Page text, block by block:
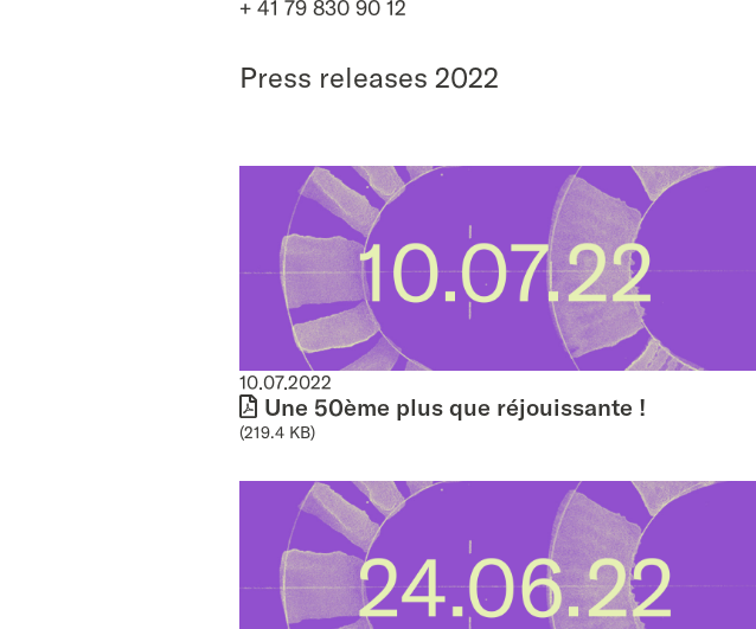
+ 41 79 830 90 12
Press releases 2022
10.07.2022
Une 50ème plus que réjouissante !
(219.4 KB)